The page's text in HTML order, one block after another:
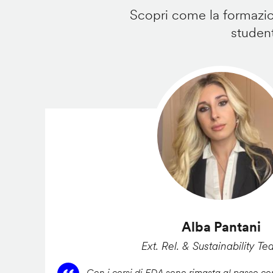
Scopri come la
Alba Pantani
Ext. Rel. & Sustainability